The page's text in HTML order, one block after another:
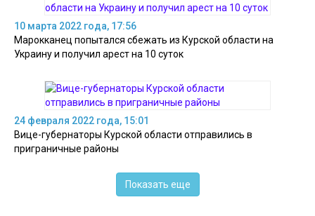
10 марта 2022 года, 17:56
Марокканец попытался сбежать из Курской области на
Украину и получил арест на 10 суток
24 февраля 2022 года, 15:01
Вице-губернаторы Курской области отправились в
приграничные районы
Показать еще